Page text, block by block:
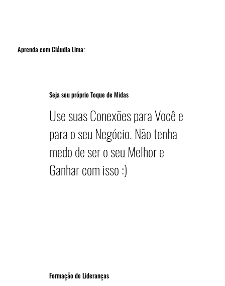
Use suas Conexões para Você e
para o seu Negócio. Não tenha
medo de ser o seu Melhor e
Ganhar com isso :)
Seja seu próprio Toque de Midas
Formação de Lideranças
Aprenda com Cláudia Lima: